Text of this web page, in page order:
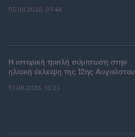
05.08.2026, 09:44
Η ιστορική τριπλή σύμπτωση στην
ηλιακή έκλειψη της 12ης Αυγούστου
10.08.2026, 10:23